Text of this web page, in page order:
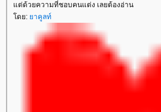
ต่ด้วยความที่ชอบคนแต่ง เลยต้องอ่าน
ดย: าคูลท์